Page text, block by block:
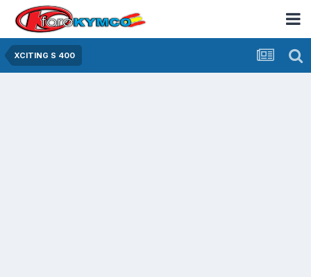
XCITING S 400